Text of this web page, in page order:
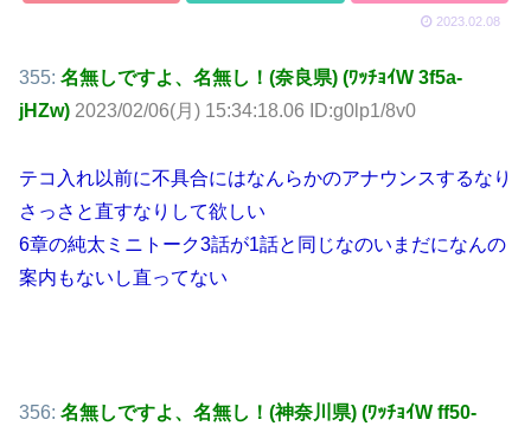
2023.02.08
355: 名無しですよ、名無し！(奈良県) (ﾜｯﾁｮｲW 3f5a-
jHZw) 2023/02/06(月) 15:34:18.06 ID:g0lp1/8v0
テコ入れ以前に不具合にはなんらかのアナウンスするなり
さっさと直すなりして欲しい
6章の純太ミニトーク3話が1話と同じなのいまだになんの
案内もないし直ってない
356: 名無しですよ、名無し！(神奈川県) (ﾜｯﾁｮｲW ff50-